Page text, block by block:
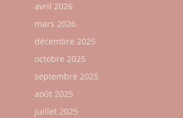
avril 2026
mars 2026
décembre 2025
octobre 2025
septembre 2025
août 2025
juillet 2025